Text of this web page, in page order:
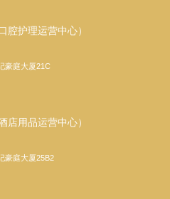
店用品运营中心）
豪庭大厦25B2
腔护理运营中心）
豪庭大厦21C